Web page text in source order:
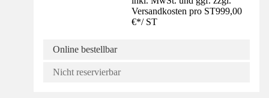
Versandkosten pro ST999,00
€*/ ST
Online bestellbar
Nicht reservierbar